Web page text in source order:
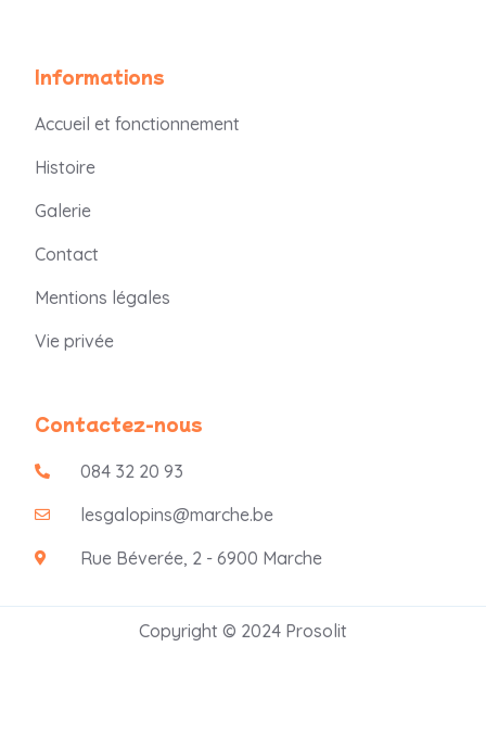
Informations
Accueil et fonctionnement
Histoire
Galerie
Contact
Mentions légales
Vie privée
Contactez-nous
084 32 20 93
lesgalopins@marche.be
Rue Béverée, 2 - 6900 Marche
Copyright © 2024 Prosolit